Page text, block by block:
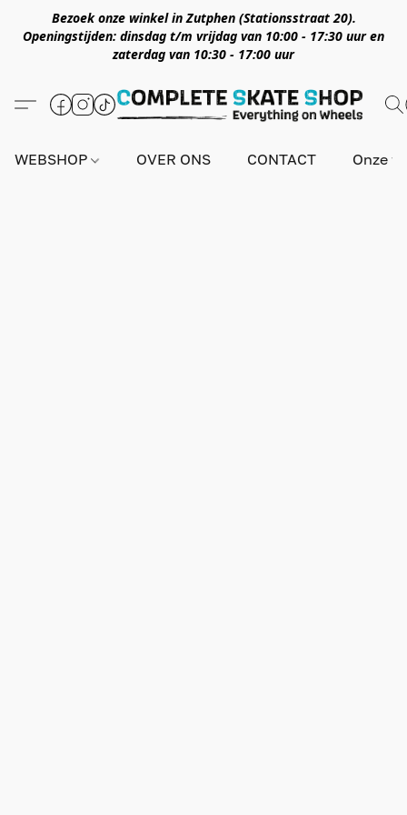
Bezoek onze winkel in Zutphen (Stationsstraat 20).
Openingstijden: dinsdag t/m vrijdag van 10:00 - 17:30 uur en
zaterdag van 10:30 - 17:00 uur
WEBSHOP OVER ONS CONTACT Onze